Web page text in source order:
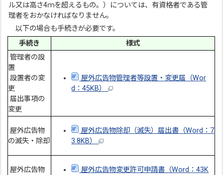
ル又は高さ4ｍを超えるもの。）については、有資格者である管
理者をおかなければなりません。
以下の場合も手続きが必要です。
手続き
様式
管理者の設
置
設置者の変
更
届出事項の
変更
屋外広告物管理者等設置・変更届（Wor
d：45KB）
屋外広告物
の滅失・除却
屋外広告物除却（滅失）届出書（Word：7
3.8KB）
屋外広告物
屋外広告物変更許可申請書（Word：43K